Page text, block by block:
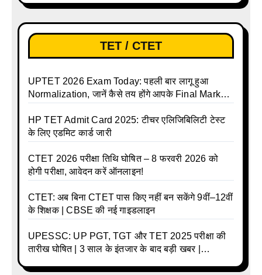
TET / CTET
UPTET 2026 Exam Today: पहली बार लागू हुआ
Normalization, जानें कैसे तय होंगे आपके Final Marks
HP TET Admit Card 2025: टीचर एलिजिबिलिटी टेस्ट
के लिए एडमिट कार्ड जारी
CTET 2026 परीक्षा तिथि घोषित – 8 फरवरी 2026 को
होगी परीक्षा, आवेदन करें ऑनलाइन!
CTET: अब बिना CTET पास किए नहीं बन सकेंगे 9वीं–12वीं
के शिक्षक | CBSE की नई गाइडलाइन
UPESSC: UP PGT, TGT और TET 2025 परीक्षा की
तारीख घोषित | 3 साल के इंतजार के बाद बड़ी खबर |